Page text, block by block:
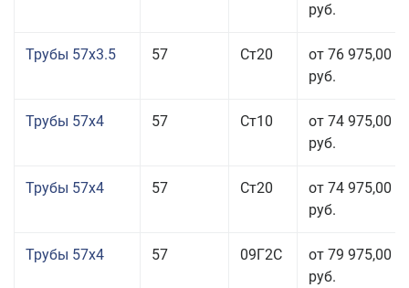
руб.
Трубы 57x3.5 57 Ст20
от 76 975,00
руб.
Трубы 57x4 57 Ст10
от 74 975,00
руб.
Трубы 57x4 57 Ст20
от 74 975,00
руб.
Трубы 57x4 57 09Г2С
от 79 975,00
руб.